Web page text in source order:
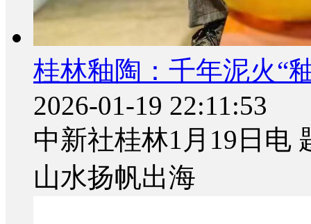
桂林釉陶：千年泥火“
2026-01-19 22:11:53
中新社桂林1月19日电
山水扬帆出海